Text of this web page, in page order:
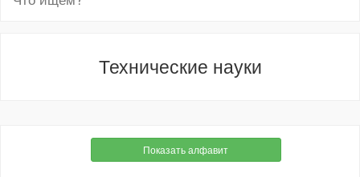
Технические науки
Показать алфавит